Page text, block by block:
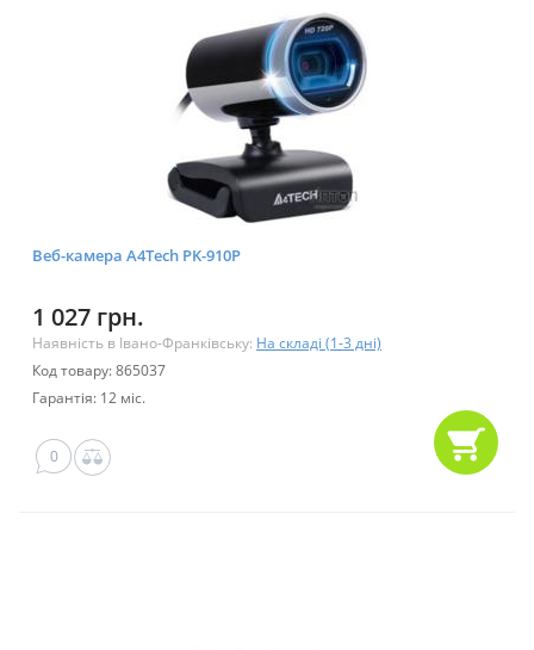
Веб-камера A4Tech PK-910P
1 027 грн.
Наявність в Івано-Франківську: На складі (1-3 дні)
Код товару: 865037
Гарантія: 12 міс.
0